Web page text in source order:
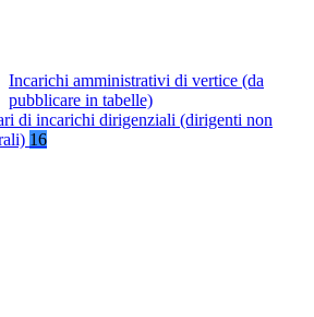
Incarichi amministrativi di vertice (da
pubblicare in tabelle)
di incarichi dirigenziali (dirigenti non
16